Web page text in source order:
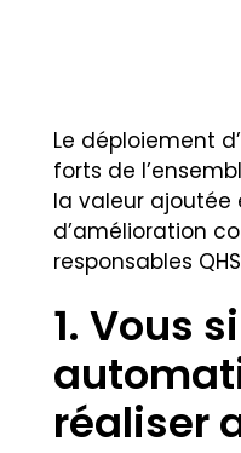
Le déploiement
forts de
la valeur ajoutée
d’amélioration
responsables
1. Vous
réaliser